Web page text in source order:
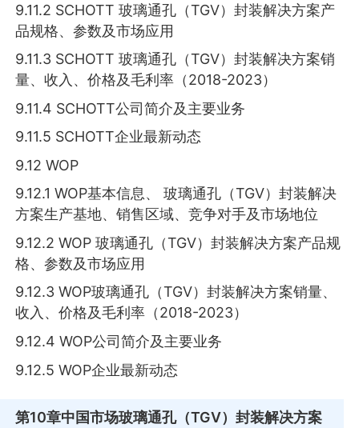
9.11.2 SCHOTT 玻璃通孔（TGV）封装解决方案产
品规格、参数及市场应用
9.11.3 SCHOTT 玻璃通孔（TGV）封装解决方案销
量、收入、价格及毛利率（2018-2023）
9.11.4 SCHOTT公司简介及主要业务
9.11.5 SCHOTT企业最新动态
9.12 WOP
9.12.1 WOP基本信息、 玻璃通孔（TGV）封装解决
方案生产基地、销售区域、竞争对手及市场地位
9.12.2 WOP 玻璃通孔（TGV）封装解决方案产品规
格、参数及市场应用
9.12.3 WOP玻璃通孔（TGV）封装解决方案销量、
收入、价格及毛利率（2018-2023）
9.12.4 WOP公司简介及主要业务
9.12.5 WOP企业最新动态
第10章中国市场玻璃通孔（TGV）封装解决方案